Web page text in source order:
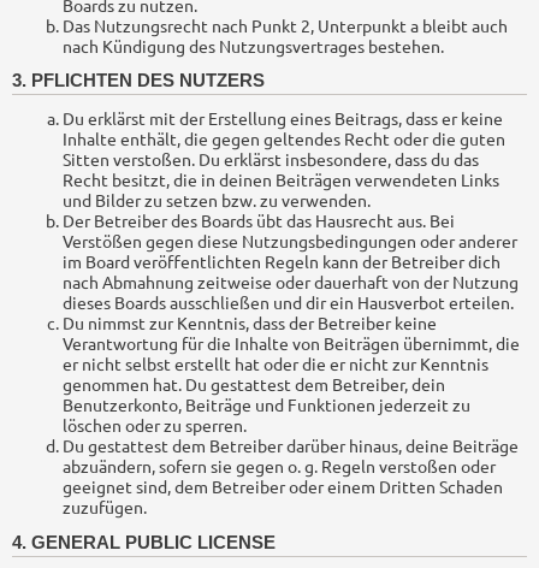
Das Nutzungsrecht nach Punkt 2, Unterpunkt a bleibt auch
nach Kündigung des Nutzungsvertrages bestehen.
3. PFLICHTEN DES NUTZERS
Du erklärst mit der Erstellung eines Beitrags, dass er keine
Inhalte enthält, die gegen geltendes Recht oder die guten
Sitten verstoßen. Du erklärst insbesondere, dass du das
Recht besitzt, die in deinen Beiträgen verwendeten Links
und Bilder zu setzen bzw. zu verwenden.
Der Betreiber des Boards übt das Hausrecht aus. Bei
Verstößen gegen diese Nutzungsbedingungen oder anderer
im Board veröffentlichten Regeln kann der Betreiber dich
nach Abmahnung zeitweise oder dauerhaft von der Nutzung
dieses Boards ausschließen und dir ein Hausverbot erteilen.
Du nimmst zur Kenntnis, dass der Betreiber keine
Verantwortung für die Inhalte von Beiträgen übernimmt, die
er nicht selbst erstellt hat oder die er nicht zur Kenntnis
genommen hat. Du gestattest dem Betreiber, dein
Benutzerkonto, Beiträge und Funktionen jederzeit zu
löschen oder zu sperren.
Du gestattest dem Betreiber darüber hinaus, deine Beiträge
abzuändern, sofern sie gegen o. g. Regeln verstoßen oder
geeignet sind, dem Betreiber oder einem Dritten Schaden
zuzufügen.
4. GENERAL PUBLIC LICENSE